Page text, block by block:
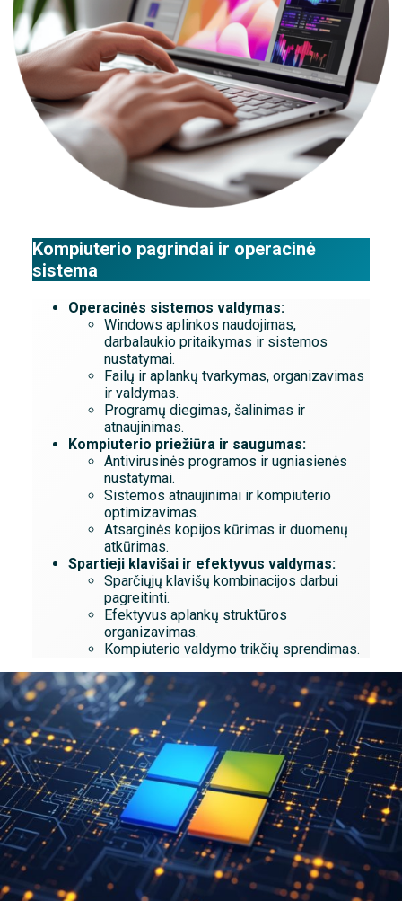
Kompiuterio pagrindai ir operacinė
sistema
Operacinės sistemos valdymas:
Windows aplinkos naudojimas,
darbalaukio pritaikymas ir sistemos
nustatymai.
Failų ir aplankų tvarkymas, organizavimas
ir valdymas.
Programų diegimas, šalinimas ir
atnaujinimas.
Kompiuterio priežiūra ir saugumas:
Antivirusinės programos ir ugniasienės
nustatymai.
Sistemos atnaujinimai ir kompiuterio
optimizavimas.
Atsarginės kopijos kūrimas ir duomenų
atkūrimas.
Spartieji klavišai ir efektyvus valdymas:
Sparčiųjų klavišų kombinacijos darbui
pagreitinti.
Efektyvus aplankų struktūros
organizavimas.
Kompiuterio valdymo trikčių sprendimas.